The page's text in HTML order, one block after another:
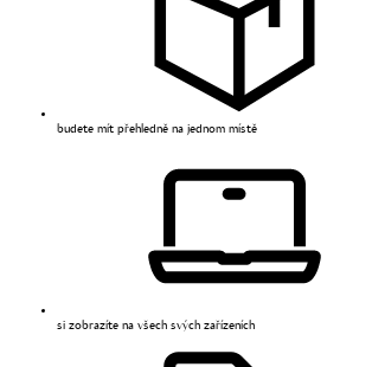
budete mít přehledně na jednom místě
si zobrazíte na všech svých zařízeních